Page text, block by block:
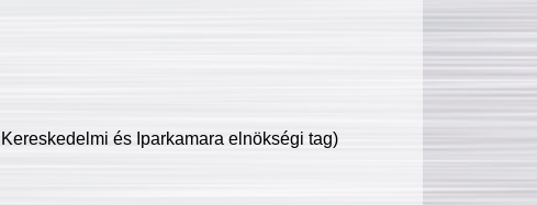
és Iparkamara elnökségi tag)